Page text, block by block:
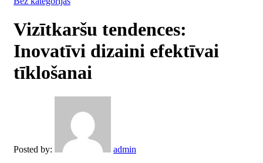
Vizītkaršu tendences:
Inovatīvi dizaini efektīvai
tīklošanai
Posted by:
admin